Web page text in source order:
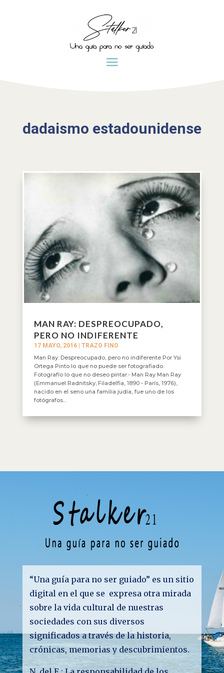
dadaismo estadounidense
MAN RAY: DESPREOCUPADO,
PERO NO INDIFERENTE
17 MAYO, 2016| TRAZO FINO
Man Ray: Despreocupado, pero no indiferente Por Ysi
Ortega Pinto lo que no puede ser fotografiado.
Fotografío lo que no deseo pintar.- Man Ray Man Ray
(Emmanuel Radnitsky; Filadelfia, 1890 - París, 1976),
nacido en el seno una familia judía, fue uno de los
fotógrafos...
“Una guía para no ser guiado” es un sitio
digital en el que se expresa otra mirada
sobre la vida cultural de nuestras
sociedades con sus diversos
significados a través de la historia,
crónicas, memorias y descubrimientos.